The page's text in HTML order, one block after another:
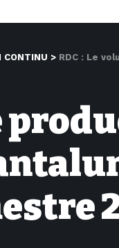
CONTINU > RDC : Le